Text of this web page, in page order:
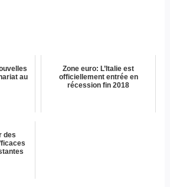
au
Zone euro: L’Italie est
officiellement entrée en
récession fin 2018
des